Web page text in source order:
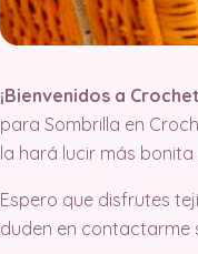
¡Bienvenidos a
para Sombrilla en
la hará lucir más
Espero que disfrutes
duden en contactarme